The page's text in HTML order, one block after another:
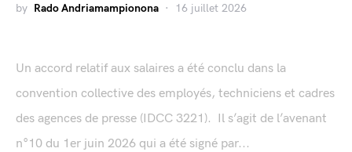
by Rado Andriamampionona 16 juillet 2026
Un accord relatif aux salaires a été conclu dans la
convention collective des employés, techniciens et cadres
des agences de presse (IDCC 3221). Il s’agit de l’avenant
n°10 du 1er juin 2026 qui a été signé par...